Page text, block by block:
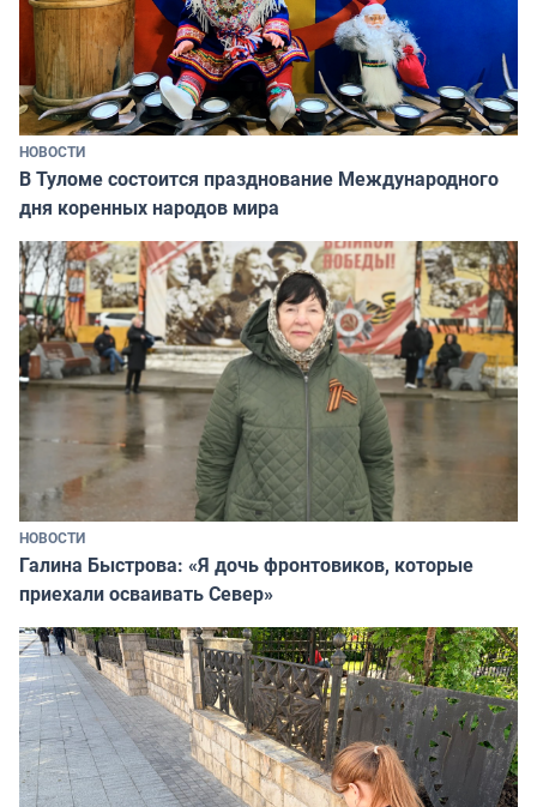
НОВОСТИ
В Туломе состоится празднование Международного
дня коренных народов мира
НОВОСТИ
Галина Быстрова: «Я дочь фронтовиков, которые
приехали осваивать Север»